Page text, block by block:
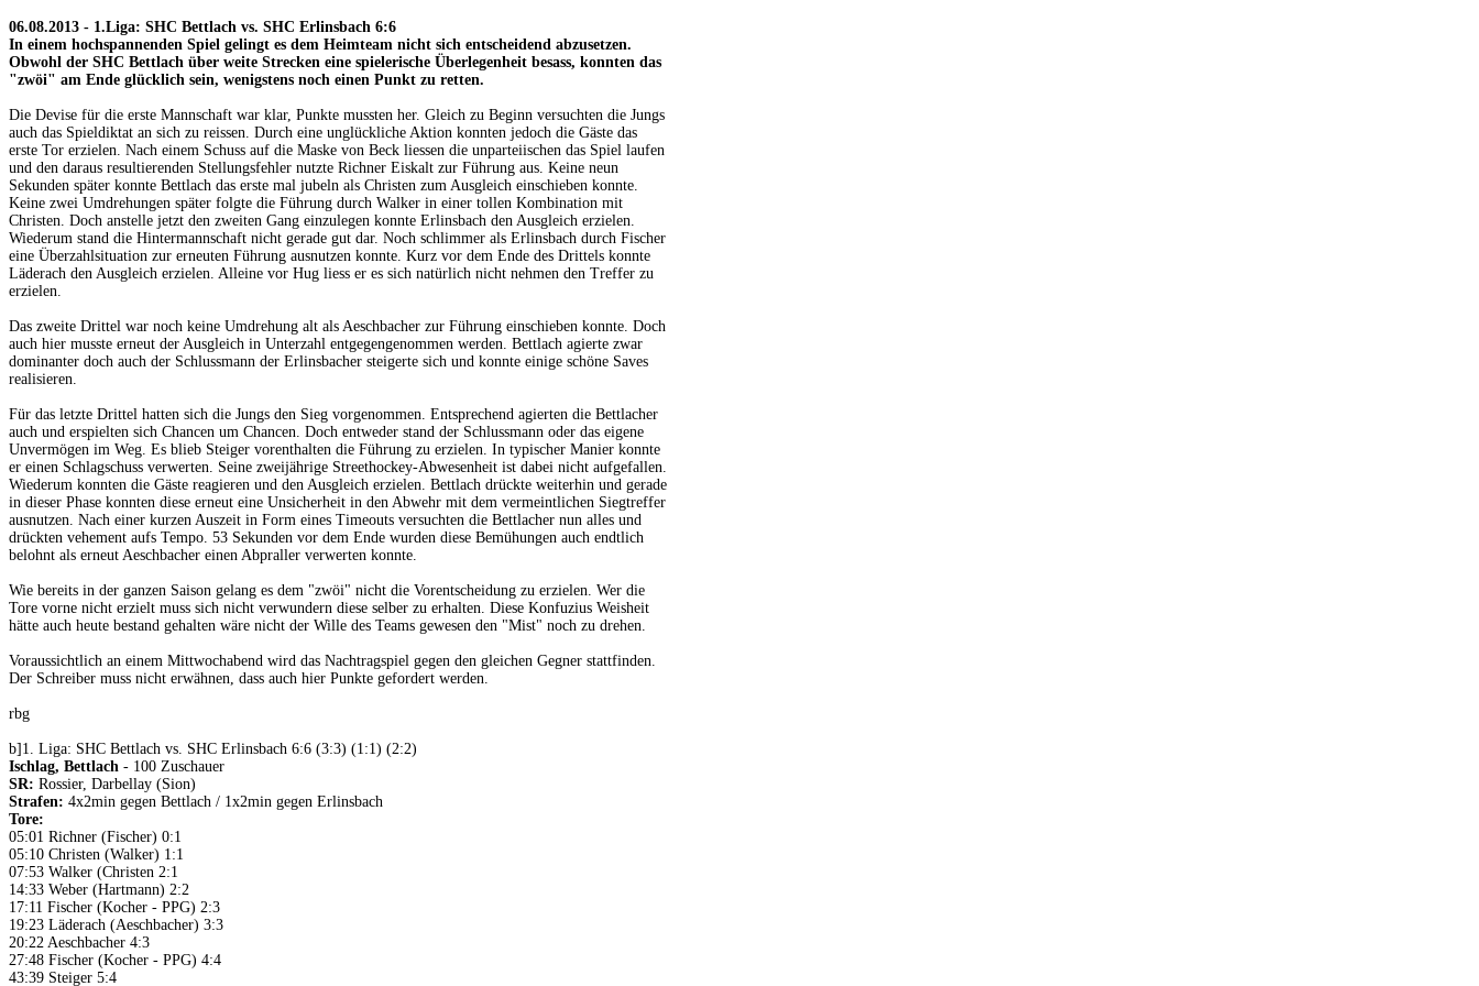
06.08.2013 - 1.Liga: SHC Bettlach vs. SHC Erlinsbach 6:6
In einem hochspannenden Spiel gelingt es dem Heimteam nicht sich entscheidend abzusetzen.
Obwohl der SHC Bettlach über weite Strecken eine spielerische Überlegenheit besass, konnten das
"zwöi" am Ende glücklich sein, wenigstens noch einen Punkt zu retten.
Die Devise für die erste Mannschaft war klar, Punkte mussten her. Gleich zu Beginn versuchten die Jungs
auch das Spieldiktat an sich zu reissen. Durch eine unglückliche Aktion konnten jedoch die Gäste das
erste Tor erzielen. Nach einem Schuss auf die Maske von Beck liessen die unparteiischen das Spiel laufen
und den daraus resultierenden Stellungsfehler nutzte Richner Eiskalt zur Führung aus. Keine neun
Sekunden später konnte Bettlach das erste mal jubeln als Christen zum Ausgleich einschieben konnte.
Keine zwei Umdrehungen später folgte die Führung durch Walker in einer tollen Kombination mit
Christen. Doch anstelle jetzt den zweiten Gang einzulegen konnte Erlinsbach den Ausgleich erzielen.
Wiederum stand die Hintermannschaft nicht gerade gut dar. Noch schlimmer als Erlinsbach durch Fischer
eine Überzahlsituation zur erneuten Führung ausnutzen konnte. Kurz vor dem Ende des Drittels konnte
Läderach den Ausgleich erzielen. Alleine vor Hug liess er es sich natürlich nicht nehmen den Treffer zu
erzielen.
Das zweite Drittel war noch keine Umdrehung alt als Aeschbacher zur Führung einschieben konnte. Doch
auch hier musste erneut der Ausgleich in Unterzahl entgegengenommen werden. Bettlach agierte zwar
dominanter doch auch der Schlussmann der Erlinsbacher steigerte sich und konnte einige schöne Saves
realisieren.
Für das letzte Drittel hatten sich die Jungs den Sieg vorgenommen. Entsprechend agierten die Bettlacher
auch und erspielten sich Chancen um Chancen. Doch entweder stand der Schlussmann oder das eigene
Unvermögen im Weg. Es blieb Steiger vorenthalten die Führung zu erzielen. In typischer Manier konnte
er einen Schlagschuss verwerten. Seine zweijährige Streethockey-Abwesenheit ist dabei nicht aufgefallen.
Wiederum konnten die Gäste reagieren und den Ausgleich erzielen. Bettlach drückte weiterhin und gerade
in dieser Phase konnten diese erneut eine Unsicherheit in den Abwehr mit dem vermeintlichen Siegtreffer
ausnutzen. Nach einer kurzen Auszeit in Form eines Timeouts versuchten die Bettlacher nun alles und
drückten vehement aufs Tempo. 53 Sekunden vor dem Ende wurden diese Bemühungen auch endtlich
belohnt als erneut Aeschbacher einen Abpraller verwerten konnte.
Wie bereits in der ganzen Saison gelang es dem "zwöi" nicht die Vorentscheidung zu erzielen. Wer die
Tore vorne nicht erzielt muss sich nicht verwundern diese selber zu erhalten. Diese Konfuzius Weisheit
hätte auch heute bestand gehalten wäre nicht der Wille des Teams gewesen den "Mist" noch zu drehen.
Voraussichtlich an einem Mittwochabend wird das Nachtragspiel gegen den gleichen Gegner stattfinden.
Der Schreiber muss nicht erwähnen, dass auch hier Punkte gefordert werden.
rbg
b]1. Liga: SHC Bettlach vs. SHC Erlinsbach 6:6 (3:3) (1:1) (2:2)
Ischlag, Bettlach - 100 Zuschauer
SR: Rossier, Darbellay (Sion)
Strafen: 4x2min gegen Bettlach / 1x2min gegen Erlinsbach
Tore:
05:01 Richner (Fischer) 0:1
05:10 Christen (Walker) 1:1
07:53 Walker (Christen 2:1
14:33 Weber (Hartmann) 2:2
17:11 Fischer (Kocher - PPG) 2:3
19:23 Läderach (Aeschbacher) 3:3
20:22 Aeschbacher 4:3
27:48 Fischer (Kocher - PPG) 4:4
43:39 Steiger 5:4